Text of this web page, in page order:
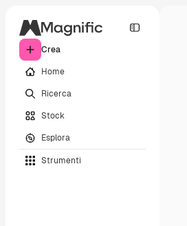
Crea
Home
Ricerca
Stock
Esplora
Strumenti